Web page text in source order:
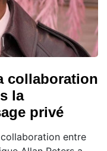
collaboration
la
privé
entre